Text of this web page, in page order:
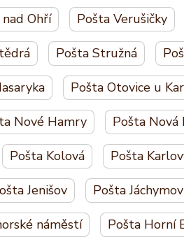
Ohří Pošta Verušičky
Pošta Stružná
Pošta Otovice u
Nové Hamry Pošta Nová
Pošta Kolová Pošta
Jenišov Pošta
náměstí Pošta Horní